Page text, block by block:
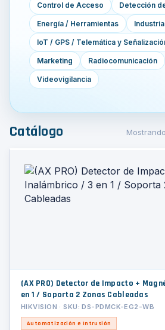
Control de Acceso Detección
Energía / Herramientas
IoT / GPS / Telemática y
Marketing Radiocomunicación
Videovigilancia
Catálogo Mostrando
(AX PRO) Detector de Impacto +
en 1 / Soporta 2 Zonas Cableadas
HIKVISION · SKU: DS-PDMCK-EG2-WB
Automatización e Intrusión